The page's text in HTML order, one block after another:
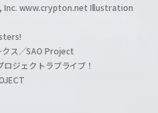
Inc. www.crypton.net Illustration
ス／SAO Project
ジェクトラブライブ！